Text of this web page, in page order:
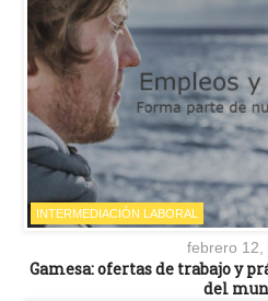
INTERMEDIACIÓN LABORAL
febrero 12,
Gamesa: ofertas de trabajo y
del